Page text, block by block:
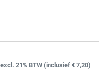
excl. 21% BTW (inclusief € 7,20)